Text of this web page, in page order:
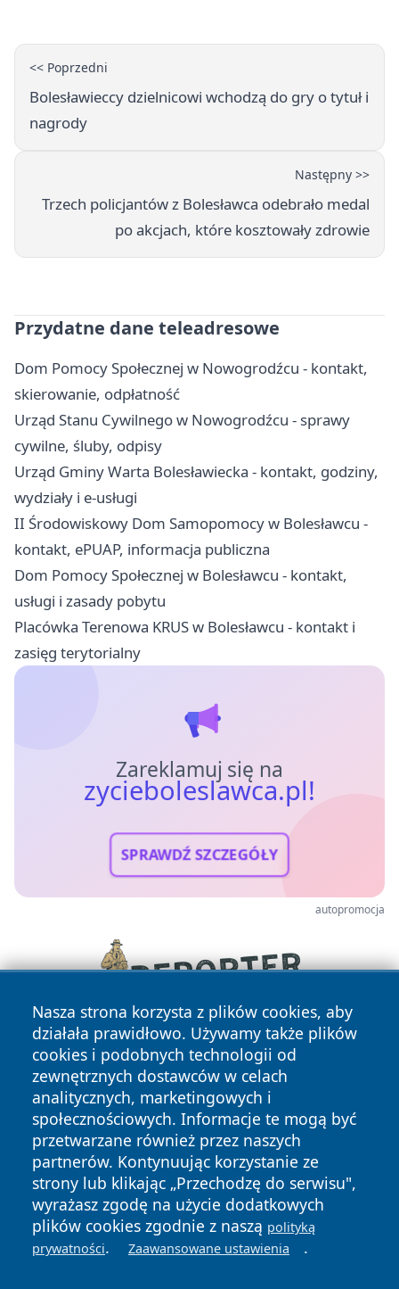
<< Poprzedni
Bolesławieccy dzielnicowi wchodzą do gry o tytuł i
nagrody
Następny >>
Trzech policjantów z Bolesławca odebrało medal
po akcjach, które kosztowały zdrowie
Przydatne dane teleadresowe
Dom Pomocy Społecznej w Nowogrodźcu - kontakt,
skierowanie, odpłatność
Urząd Stanu Cywilnego w Nowogrodźcu - sprawy
cywilne, śluby, odpisy
Urząd Gminy Warta Bolesławiecka - kontakt, godziny,
wydziały i e-usługi
II Środowiskowy Dom Samopomocy w Bolesławcu -
kontakt, ePUAP, informacja publiczna
Dom Pomocy Społecznej w Bolesławcu - kontakt,
usługi i zasady pobytu
Placówka Terenowa KRUS w Bolesławcu - kontakt i
zasięg terytorialny
Zareklamuj się na
zycieboleslawca.pl!
SPRAWDŹ SZCZEGÓŁY
autopromocja
Nasza strona korzysta z plików cookies, aby
działała prawidłowo. Używamy także plików
cookies i podobnych technologii od
zewnętrznych dostawców w celach
analitycznych, marketingowych i
społecznościowych. Informacje te mogą być
przetwarzane również przez naszych
partnerów. Kontynuując korzystanie ze
strony lub klikając „Przechodzę do serwisu",
wyrażasz zgodę na użycie dodatkowych
plików cookies zgodnie z naszą polityką
prywatności. Zaawansowane ustawienia .
Copyright © 2026 zycieboleslawca.pl Wszystkie prawa
zastrzeżone.
News Autorzy
Polityka
Polityka